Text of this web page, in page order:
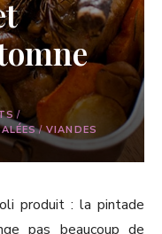
/
/VIANDES
produit : la pintade
pas beaucoup de